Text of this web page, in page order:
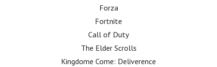
Forza
Fortnite
Call of Duty
The Elder Scrolls
Kingdome Come: Deliverence